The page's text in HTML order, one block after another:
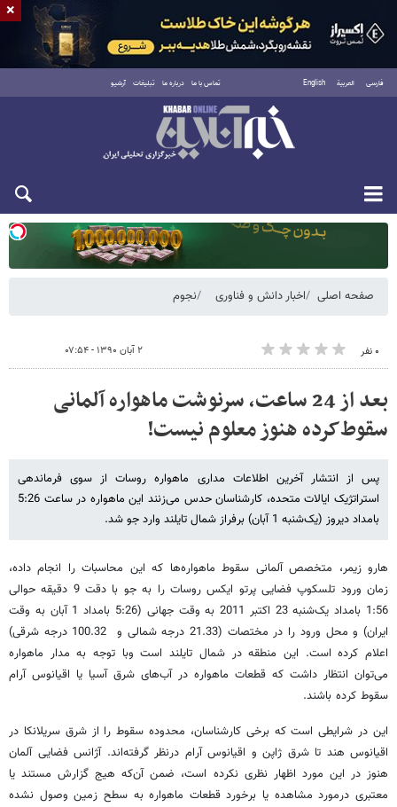
فارسی العربية English تماس با ما درباره ما تبلیغات آرشیو
دوشنبه ۱۹ مرداد ۱۴۰۵
صفحه اصلی اخبار دانش و فناوری نجوم
۰ نفر ۲ آبان ۱۳۹۰ - ۰۷:۵۴
بعد از 24 ساعت، سرنوشت ماهواره آلمانی
سقوط‌کرده هنوز معلوم نیست!
پس از انتشار آخرین اطلاعات مداری ماهواره روسات از سوی فرماندهی
استراتژیک ایالات متحده، کارشناسان حدس می‌زنند این ماهواره در ساعت 5:26
بامداد دیروز (یک‌شنبه 1 آبان) برفراز شمال تایلند وارد جو شد.
هارو زیمر، متخصص آلمانی سقوط ماهواره‌ها که این محاسبات را انجام داده،
زمان ورود تلسکوپ فضایی پرتو ایکس روسات را به جو با دقت 9 دقیقه حوالی
1:56 بامداد یک‌شنبه 23 اکتبر 2011 به وقت جهانی (5:26 بامداد 1 آبان به وقت
ایران) و محل ورود را در مختصات (21.33 درجه شمالی و 100.32 درجه شرقی)
اعلام کرده است. این منطقه در شمال تایلند است وبا توجه به مدار ماهواره
می‌توان انتظار داشت که قطعات ماهواره در آب‌های شرق آسیا یا اقیانوس آرام
سقوط کرده باشند.
این در شرایطی است که برخی کارشناسان، محدوده سقوط را از شرق سریلانکا در
اقیانوس هند تا شرق ژاپن و اقیانوس آرام درنظر گرفته‌اند. آژانس فضایی آلمان
هنوز در این مورد اظهار نظری نکرده است، ضمن آن‌که هیج گزارش مستند یا
معتبری درمورد مشاهده یا برخورد قطعات ماهواره به سطح زمین وصول نشده
×